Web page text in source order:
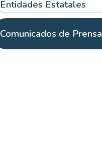
Entidades Estatales
Comunicados de Prensa